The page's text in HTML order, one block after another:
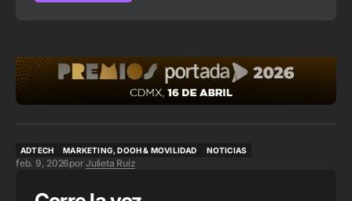
ADTECH
ADTECH
MARKETING, DOOH & MOVILIDAD
MARKETING, DOOH & MOVILIDAD
NOTICIAS
feb. 9, 2026por Julieta Ruiz